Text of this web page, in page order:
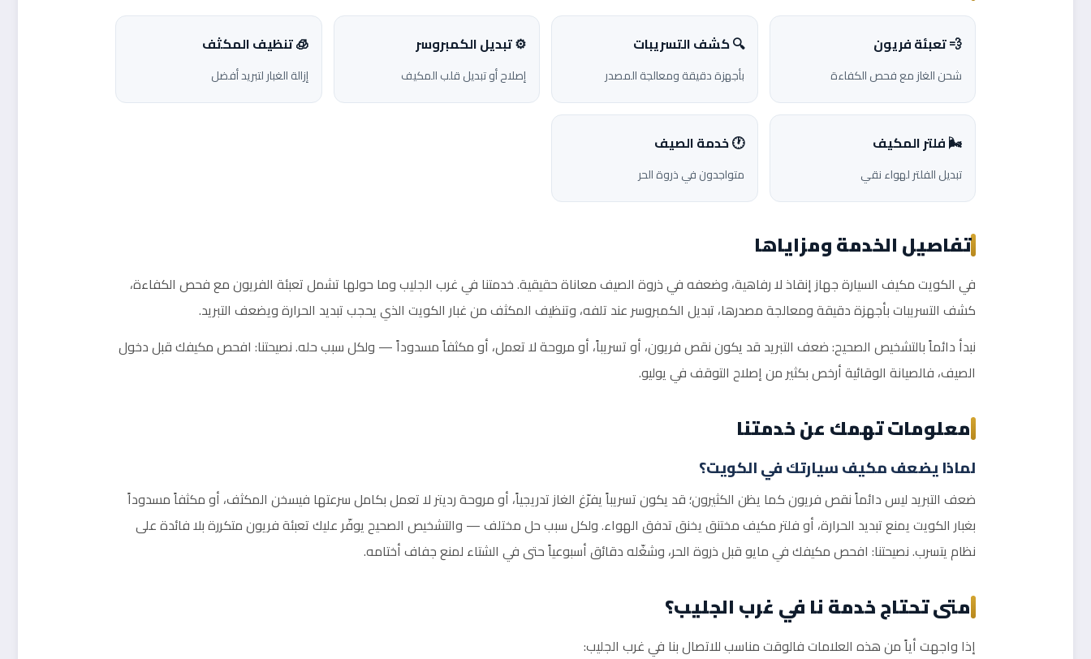
💨 تعبئة فريون
شحن الغاز مع فحص الكفاءة
🔍 كشف التسريبات
بأجهزة دقيقة ومعالجة المصدر
⚙️ تبديل الكمبروسر
إصلاح أو تبديل قلب المكيف
🧊 تنظيف المكثف
إزالة الغبار لتبريد أفضل
🌬️ فلتر المكيف
تبديل الفلتر لهواء نقي
🕐 خدمة الصيف
متواجدون في ذروة الحر
تفاصيل الخدمة ومزاياها
في الكويت مكيف السيارة جهاز إنقاذ لا رفاهية، وضعفه في ذروة الصيف معاناة حقيقية. خدمتنا في غرب الجليب وما حولها تشمل تعبئة الفريون مع فحص الكفاءة،
كشف التسريبات بأجهزة دقيقة ومعالجة مصدرها، تبديل الكمبروسر عند تلفه، وتنظيف المكثف من غبار الكويت الذي يحجب تبديد الحرارة ويضعف التبريد.
نبدأ دائماً بالتشخيص الصحيح: ضعف التبريد قد يكون نقص فريون، أو تسريباً، أو مروحة لا تعمل، أو مكثفاً مسدوداً — ولكل سبب حله. نصيحتنا: افحص مكيفك قبل دخول
الصيف، فالصيانة الوقائية أرخص بكثير من إصلاح التوقف في يوليو.
معلومات تهمك عن خدمتنا
لماذا يضعف مكيف سيارتك في الكويت؟
ضعف التبريد ليس دائماً نقص فريون كما يظن الكثيرون؛ قد يكون تسريباً يفرّغ الغاز تدريجياً، أو مروحة رديتر لا تعمل بكامل سرعتها فيسخن المكثف، أو مكثفاً مسدوداً
بغبار الكويت يمنع تبديد الحرارة، أو فلتر مكيف مختنق يخنق تدفق الهواء. ولكل سبب حل مختلف — والتشخيص الصحيح يوفّر عليك تعبئة فريون متكررة بلا فائدة على
نظام يتسرب. نصيحتنا: افحص مكيفك في مايو قبل ذروة الحر، وشغّله دقائق أسبوعياً حتى في الشتاء لمنع جفاف أختامه.
متى تحتاج خدمة نا في غرب الجليب؟
إذا واجهت أياً من هذه العلامات فالوقت مناسب للاتصال بنا في غرب الجليب: